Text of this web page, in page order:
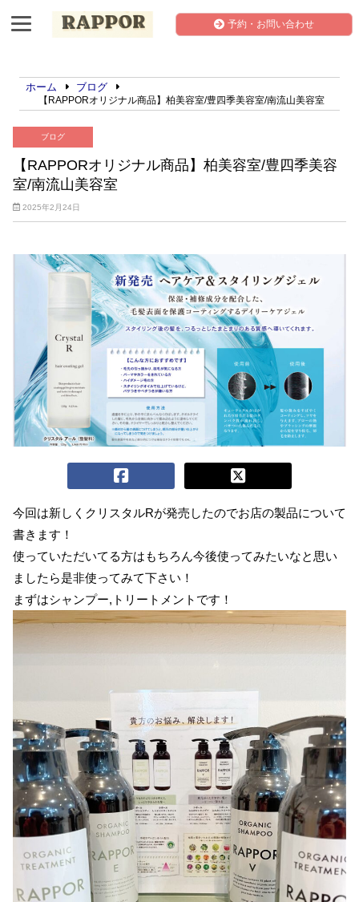
予約・お問い合わせ
ホーム ブログ
【RAPPORオリジナル商品】柏美容室/豊四季美容室/南流山美容室
ブログ
【RAPPORオリジナル商品】柏美容室/豊四季美容
室/南流山美容室
2025年2月24日
今回は新しくクリスタルRが発売したのでお店の製品について
書きます！
使っていただいてる方はもちろん今後使ってみたいなと思い
ましたら是非使ってみて下さい！
まずはシャンプー,トリートメントです！